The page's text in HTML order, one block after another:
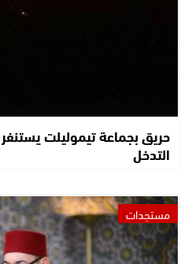
حريق بجماعة تيموليلت
التدخل
مستجدات